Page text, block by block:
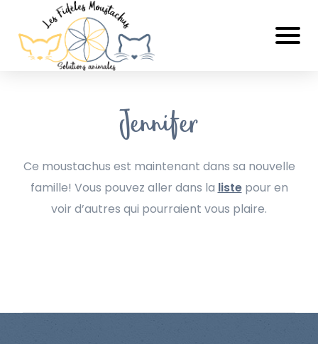
Jennifer
Ce moustachus est maintenant dans sa nouvelle
famille! Vous pouvez aller dans la listepour en
voir d’autres qui pourraient vous plaire.